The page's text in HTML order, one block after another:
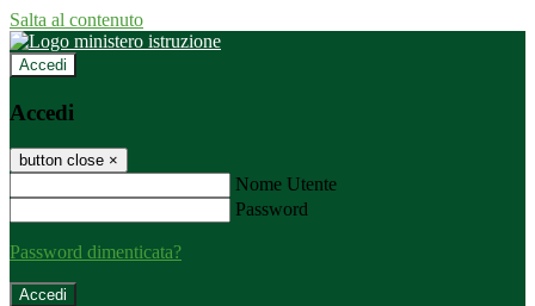
Salta al contenuto
Accedi
Accedi
button close ×
Nome Utente
Password
Password dimenticata?